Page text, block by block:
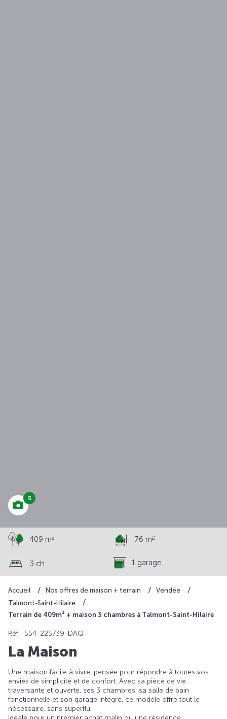
Accueil Nos offres de maison + terrain
Vendée
Talmont-Saint-Hilaire
Terrain de 409m² + maison 3 chambres à Talmont-Saint-Hilaire
5
409 m2 76 m2
3 ch 1 garage
Rèf : 554-225739-DAQ
La Maison
Une maison facile à vivre, pensée pour répondre à toutes vos
envies de simplicité et de confort. Avec sa pièce de vie
traversante et ouverte, ses 3 chambres, sa salle de bain
fonctionnelle et son garage intégré, ce modèle offre tout le
nécessaire, sans superflu.